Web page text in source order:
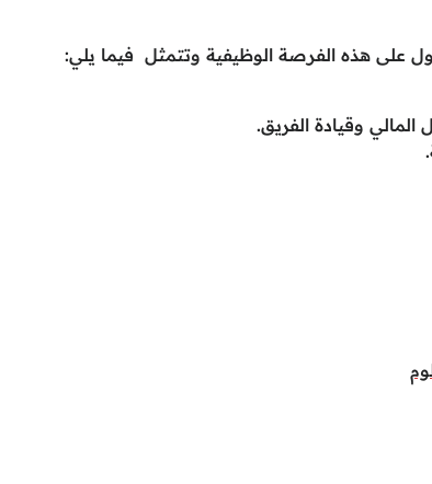
هذه الفرصة الوظيفية وتتمثل فيما يلي:
وقيادة الفريق.